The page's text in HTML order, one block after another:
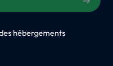
hébergements